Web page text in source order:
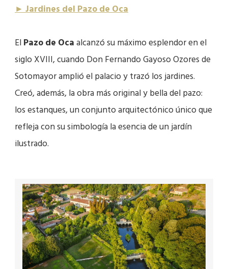
► Jardines del Pazo de Oca
ElPazo de Ocaalcanzó su máximo esplendor en el
siglo XVIII, cuando Don Fernando Gayoso Ozores de
Sotomayor amplió el palacio y trazó los jardines.
Creó, además, la obra más original y bella del pazo:
los estanques, un conjunto arquitectónico único que
refleja con su simbología la esencia de un jardín
ilustrado.